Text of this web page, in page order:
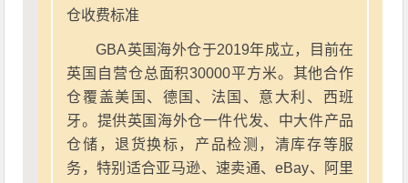
仓收费标准
GBA英国海外仓于2019年成立，目前在
英国自营仓总面积30000平方米。其他合作
仓覆盖美国、德国、法国、意大利、西班
牙。提供英国海外仓一件代发、中大件产品
仓储，退货换标，产品检测，清库存等服
务，特别适合亚马逊、速卖通、eBay、阿里